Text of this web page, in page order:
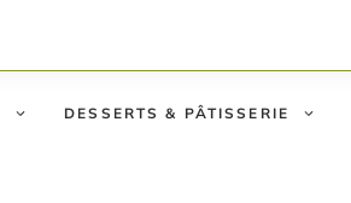
DESSERTS & PÂTISSERIE